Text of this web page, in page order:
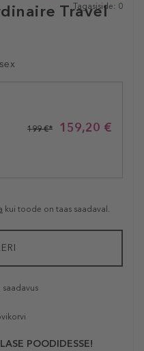
Travel
0
tähte
Tagasiside: 0
159,20 €
199 €*
kui toode on taas saadaval.
saadavus
POODIDESSE!